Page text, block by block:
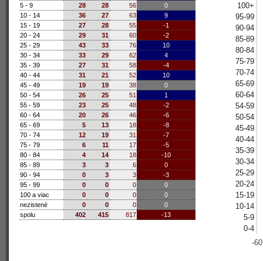
5 - 9
28 28 56
0
10 - 14
36 27 63
9
15 - 19
27 28 55
-1
20 - 24
29 31 60
-2
25 - 29
43 33 76
10
30 - 34
33 29 62
4
35 - 39
27 31 58
-4
40 - 44
31 21 52
10
45 - 49
19 19 38
0
50 - 54
26 25 51
1
55 - 59
23 25 48
-2
60 - 64
20 26 46
-6
65 - 69
5 13 18
-8
70 - 74
12 19 31
-7
75 - 79
6 11 17
-5
80 - 84
4 14 18
-10
85 - 89
3 3 6
0
90 - 94
0 3 3
-3
95 - 99
0 0 0
0
100 a viac
0 0 0
0
nezistené
0 0 0
0
spolu
402 415 817 -13
-60
100+
95-99
90-94
85-89
80-84
75-79
70-74
65-69
60-64
54-59
50-54
45-49
40-44
35-39
30-34
25-29
20-24
15-19
10-14
5-9
0-4